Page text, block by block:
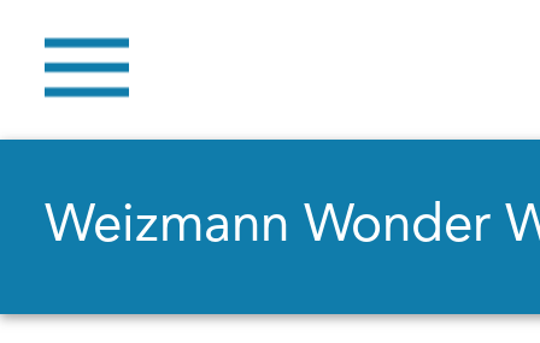
Weizmann Wonder